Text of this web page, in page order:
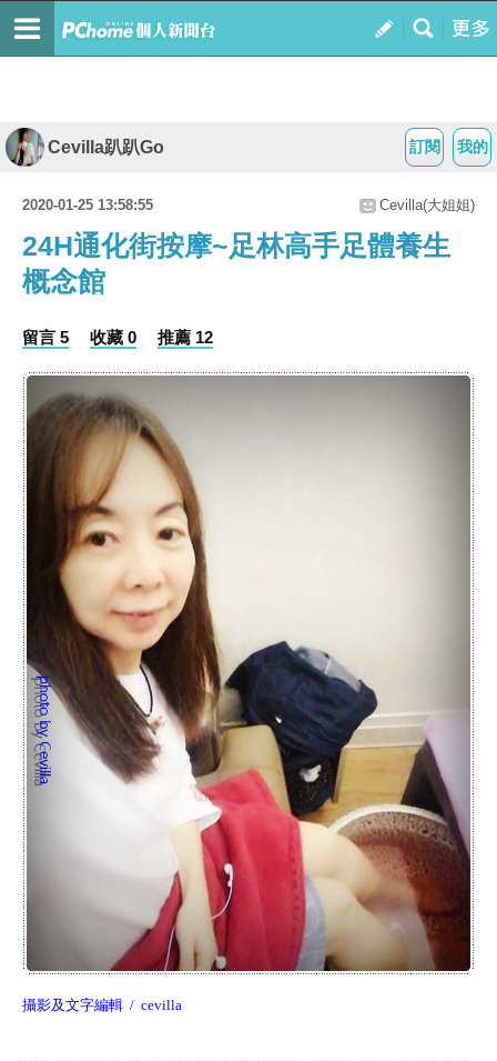
我的
訂閱
Cevilla趴趴Go
2020-01-25 13:58:55 Cevilla(大姐姐)
24H通化街按摩~足林高手足體養生
概念館
留言 5 收藏 0 推薦 12
攝影及文字編輯 / cevilla